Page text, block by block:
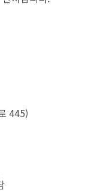
445)